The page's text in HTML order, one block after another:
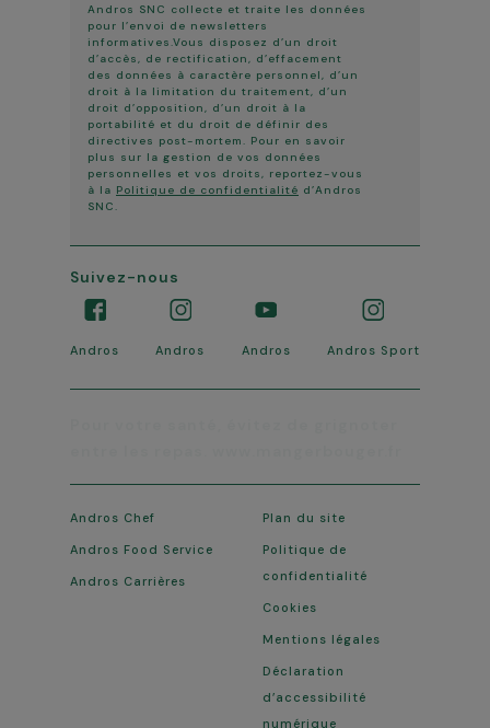
Andros SNC collecte et traite les données
pour l’envoi de newsletters
informatives.Vous disposez d’un droit
d’accès, de rectification, d’effacement
des données à caractère personnel, d’un
droit à la limitation du traitement, d’un
droit d’opposition, d’un droit à la
portabilité et du droit de définir des
directives post-mortem. Pour en savoir
plus sur la gestion de vos données
personnelles et vos droits, reportez-vous
à la Politique de confidentialité d’Andros
SNC.
Plan du site
Politique de
confidentialité
Cookies
Mentions légales
Déclaration
d’accessibilité
Andros Chef
Andros Food Service
Suivez-nous
Andros Andros Andros Andros Sport